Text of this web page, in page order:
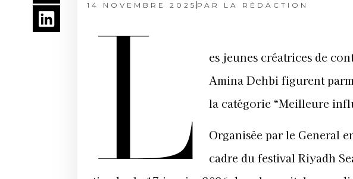
14 NOVEMBRE 2025 PAR LA RÉDACTION
L
es jeunes créatrices de
Amina Dehbi figurent
la catégorie “Meilleure
Organisée par le General
cadre du festival Riyadh